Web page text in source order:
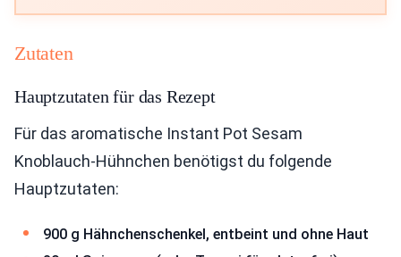
Zutaten
Hauptzutaten für das Rezept
Für das aromatische Instant Pot Sesam
Knoblauch-Hühnchen benötigst du folgende
Hauptzutaten:
900 g Hähnchenschenkel, entbeint und ohne Haut